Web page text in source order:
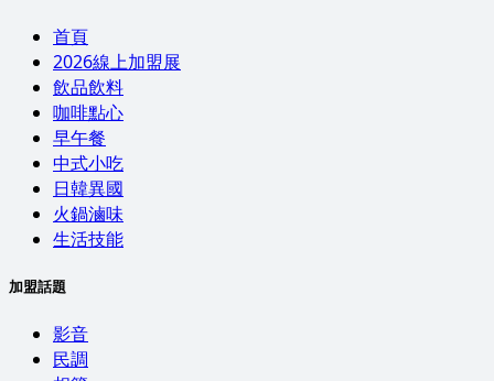
首頁
2026線上加盟展
飲品飲料
咖啡點心
早午餐
中式小吃
日韓異國
火鍋滷味
生活技能
加盟話題
影音
民調